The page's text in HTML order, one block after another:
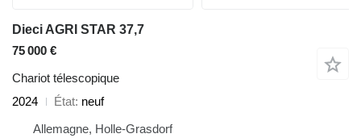
Dieci AGRI STAR 37,7
75 000 €
Chariot télescopique
2024
État neuf
Allemagne, Holle-Grasdorf